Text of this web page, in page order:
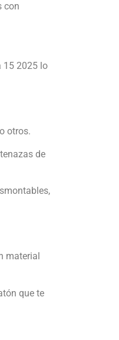
con
15 2025 lo
otros.
de
material
que te